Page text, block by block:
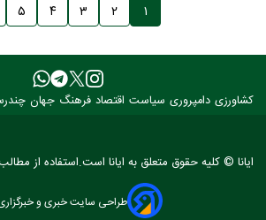
۱ ۲ ۳ ۴ ۵
کشاورزی دامپروری سیاست اقتصاد فرهنگ جهان
ایانا © کلیه حقوق متعلق به ایانا است.استفاده از
طراحی سایت خبری و